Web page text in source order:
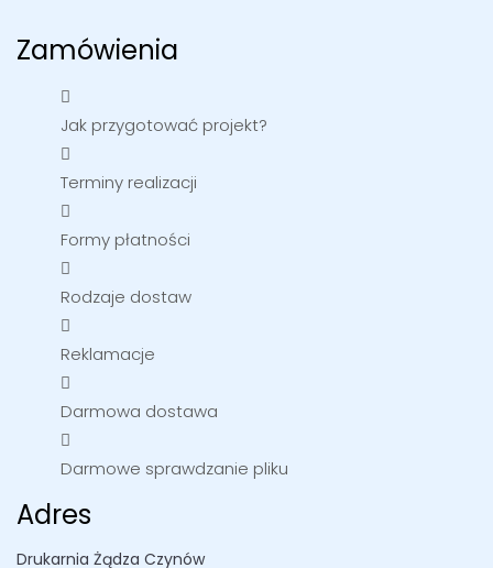
Zamówienia
Jak przygotować projekt?
Terminy realizacji
Formy płatności
Rodzaje dostaw
Reklamacje
Darmowa dostawa
Darmowe sprawdzanie pliku
Adres
Drukarnia Żądza Czynów